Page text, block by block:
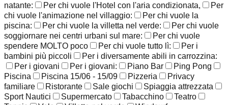
natante:
Per chi vuole l'Hotel con l'aria condizionata,
Per
chi vuole l'animazione nel villaggio:
Per chi vuole la
piscina:
Per chi vuole la villetta nel verde:
Per chi vuole
soggiornare nei centri urbani sul mare:
Per chi vuole
spendere MOLTO poco
Per chi vuole tutto lì:
Per i
bambini più piccoli
Per i diversamente abili in carrozzina:
Per i giovani
Per i giovani: Piano Bar
Ping Pong
Piscina
Piscina 15/06 - 15/09 Pizzeria
Privacy
familiare
Ristorante Sale giochi
Spiaggia attrezzata
Sport Nautici
Supermercato Tabacchino
Teatro